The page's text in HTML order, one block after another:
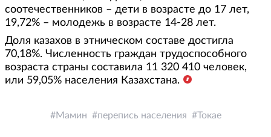
соотечественников – дети в возрасте до 17 лет,
19,72% – молодежь в возрасте 14-28 лет.
Доля казахов в этническом составе достигла
70,18%. Численность граждан трудоспособного
возраста страны составила 11 320 410 человек,
или 59,05% населения Казахстана.
Мамин перепись населения Токае